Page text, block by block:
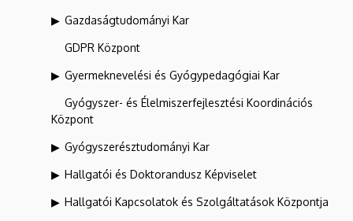
Gazdaságtudományi Kar
GDPR Központ
Gyermeknevelési és Gyógypedagógiai Kar
Gyógyszer- és Élelmiszerfejlesztési Koordinációs
Központ
Gyógyszerésztudományi Kar
Hallgatói és Doktorandusz Képviselet
Hallgatói Kapcsolatok és Szolgáltatások Központja